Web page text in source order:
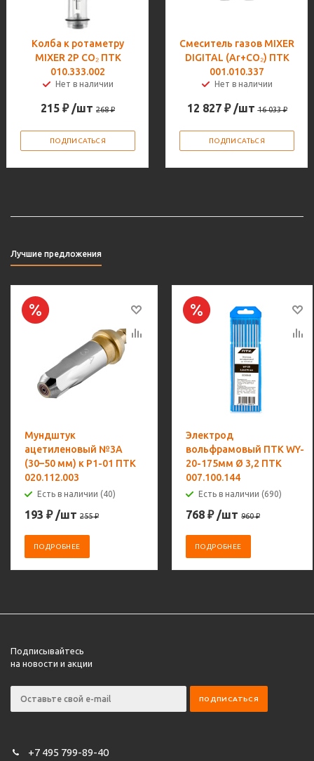
Колба к ротаметру
MIXER 2Р CO₂ ПТК
010.333.002
Нет в наличии
215 ₽ /шт 268₽
ПОДПИСАТЬСЯ
Смеситель газов MIXER
DIGITAL (Ar+CO₂) ПТК
001.010.337
Нет в наличии
12 827₽ /шт 16 033₽
ПОДПИСАТЬСЯ
Лучшие предложения
Мундштук
ацетиленовый №3А
(30–50 мм) к Р1-01 ПТК
020.112.003
Есть в наличии (40)
193 ₽ /шт 255₽
ПОДРОБНЕЕ
Электрод
вольфрамовый ПТК WY-
20-175мм Ø 3,2 ПТК
007.100.144
Есть в наличии (690)
768 ₽ /шт 960₽
ПОДРОБНЕЕ
Подписывайтесь
на новости и акции
+7 495 799-89-40